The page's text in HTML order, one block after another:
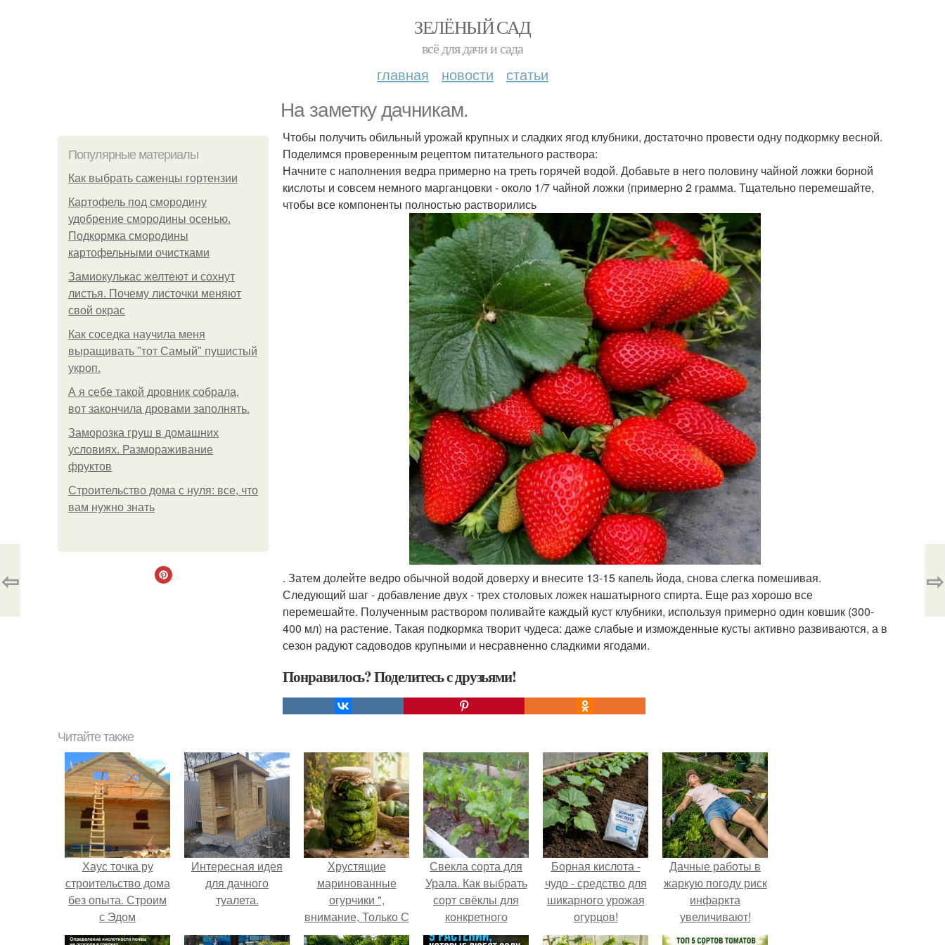
ЗЕЛЁНЫЙ САД
всё для дачи и сада
главная новости статьи
На заметку дачникам.
Популярные материалы
Как выбрать саженцы гортензии
Картофель под смородину
удобрение смородины осенью.
Подкормка смородины
картофельными очистками
Замиокулькас желтеют и сохнут
листья. Почему листочки меняют
свой окрас
Как соседка научила меня
выращивать "тот Самый" пушистый
укроп.
А я себе такой дровник собрала,
вот закончила дровами заполнять.
Заморозка груш в домашних
условиях. Размораживание
фруктов
Строительство дома с нуля: все, что
вам нужно знать
Чтобы получить обильный урожай крупных и сладких ягод клубники, достаточно провести одну подкормку весной.
Поделимся проверенным рецептом питательного раствора:
Начните с наполнения ведра примерно на треть горячей водой. Добавьте в него половину чайной ложки борной
кислоты и совсем немного марганцовки - около 1/7 чайной ложки (примерно 2 грамма. Тщательно перемешайте,
чтобы все компоненты полностью растворились
. Затем долейте ведро обычной водой доверху и внесите 13-15 капель йода, снова слегка помешивая.
Следующий шаг - добавление двух - трех столовых ложек нашатырного спирта. Еще раз хорошо все
перемешайте. Полученным раствором поливайте каждый куст клубники, используя примерно один ковшик (300-
400 мл) на растение. Такая подкормка творит чудеса: даже слабые и изможденные кусты активно развиваются, а в
сезон радуют садоводов крупными и несравненно сладкими ягодами.
Понравилось? Поделитесь с друзьями!
⇦ ⇨
Читайте также
Хаус точка ру
строительство дома
без опыта. Строим
с Эдом
Интересная идея
для дачного
туалета.
Хрустящие
маринованные
огурчики ",
внимание, Только С
Грядки".
Свекла сорта для
Урала. Как выбрать
сорт свёклы для
конкретного
региона
Борная кислота -
чудо - средство для
шикарного урожая
огурцов!
Дачные работы в
жаркую погоду риск
инфаркта
увеличивают!